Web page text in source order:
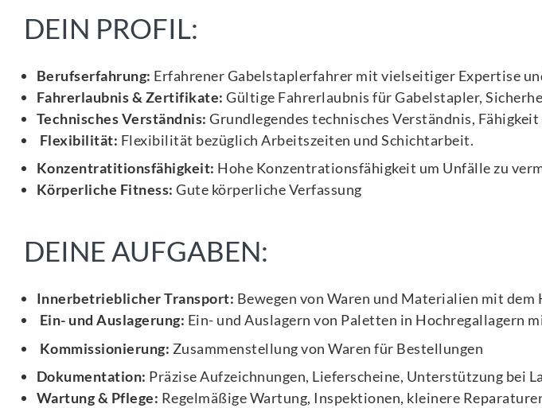
DEIN PROFIL:
Berufserfahrung: Erfahrener Gabelstaplerfahrer mit vielseitiger Expertise
Fahrerlaubnis & Zertifikate: Gültige Fahrerlaubnis für Gabelstapler,
Technisches Verständnis: Grundlegendes technisches Verständnis,
Flexibilität: Flexibilität bezüglich Arbeitszeiten und Schichtarbeit.
Konzentratitionsfähigkeit: Hohe Konzentrationsfähigkeit um Unfälle zu
Körperliche Fitness: Gute körperliche Verfassung
DEINE AUFGABEN:
Innerbetrieblicher Transport: Bewegen von Waren und Materialien mit dem
Ein- und Auslagerung: Ein- und Auslagern von Paletten in Hochregallagern
Kommissionierung: Zusammenstellung von Waren für Bestellungen
Dokumentation: Präzise Aufzeichnungen, Lieferscheine, Unterstützung bei
Wartung & Pflege: Regelmäßige Wartung, Inspektionen, kleinere